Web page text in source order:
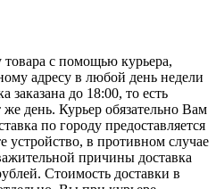
товара с помощью курьера,
адресу в любой день недели
заказана до 18:00, то есть
день. Курьер обязательно Вам
по городу предоставляется
устройство, в противном случае
причины доставка
Стоимость доставки в